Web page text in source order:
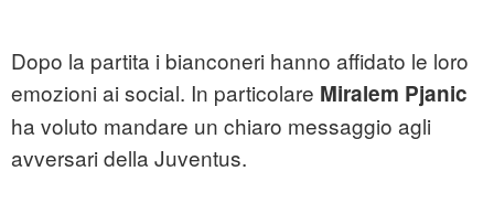
Dopo la partita i bianconeri hanno affidato le loro
emozioni ai social. In particolare Miralem Pjanic
ha voluto mandare un chiaro messaggio agli
avversari della Juventus.